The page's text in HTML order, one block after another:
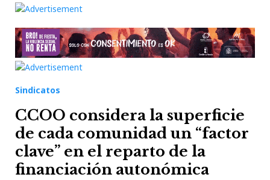
Sindicatos
CCOO considera la superficie
de cada comunidad un “factor
clave” en el reparto de la
financiación autonómica